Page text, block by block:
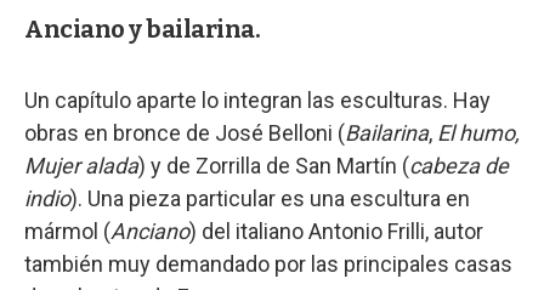
Anciano y bailarina.
Un capítulo aparte lo integran las esculturas. Hay
obras en bronce de José Belloni (Bailarina, El humo,
Mujer alada) y de Zorrilla de San Martín (cabeza de
indio). Una pieza particular es una escultura en
mármol (Anciano) del italiano Antonio Frilli, autor
también muy demandado por las principales casas